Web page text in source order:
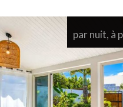
par nuit, à